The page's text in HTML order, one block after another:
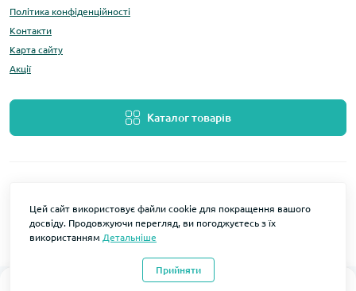
0
Політика конфіденційності
Контакти
Карта сайту
Акції
Каталог товарів
Розробка та підтримкаLOMO Мобільні аксесуари © 2026
Цей сайт використовує файли cookie для покращення вашого
досвіду. Продовжуючи перегляд, ви погоджуєтесь з їх
використанням Детальніше
Прийняти